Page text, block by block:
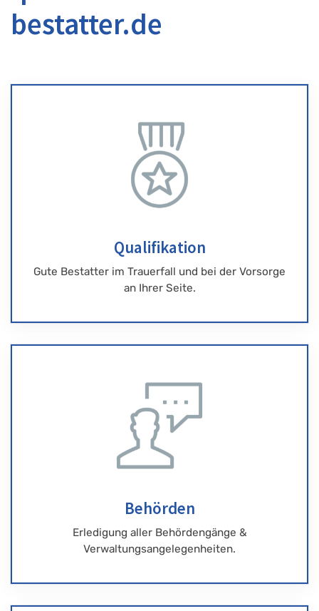
bestatter.de
Qualifikation
Gute Bestatter im Trauerfall und bei der Vorsorge
an Ihrer Seite.
Behörden
Erledigung aller Behördengänge &
Verwaltungsangelegenheiten.